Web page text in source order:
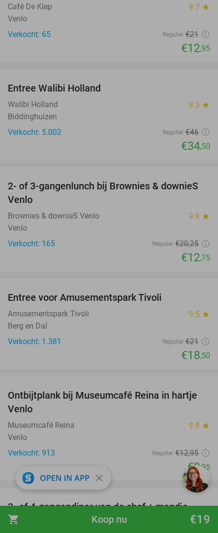
shopping_cart €19
Koop nu
Café De Klep 9.7 star
Venlo
Verkocht: 65
Regulier €21
€12,95
Entree Walibi Holland
Walibi Holland 9.3 star
Biddinghuizen
Verkocht: 5.002
Regulier €46
€34,50
37%
2- of 3-gangenlunch bij Brownies & downieS
Venlo
Brownies & downieS Venlo 9.9 star
Venlo
Verkocht: 165
Regulier €20,25
€12,75
Entree voor Amusementspark Tivoli
Amusementspark Tivoli 9.5 star
Berg en Dal
Verkocht: 1.381
Regulier €21
€18,50
31%
Ontbijtplank bij Museumcafé Reina in hartje
Venlo
Museumcafé Reina 9.8 star
Venlo
Verkocht: 913
Regulier €12,95
€8 ,95
26%
favorite_border
3- of 4-gangendiner van de chef + mandje
brood bij Brasserie Ut Hert
OPEN IN APP close